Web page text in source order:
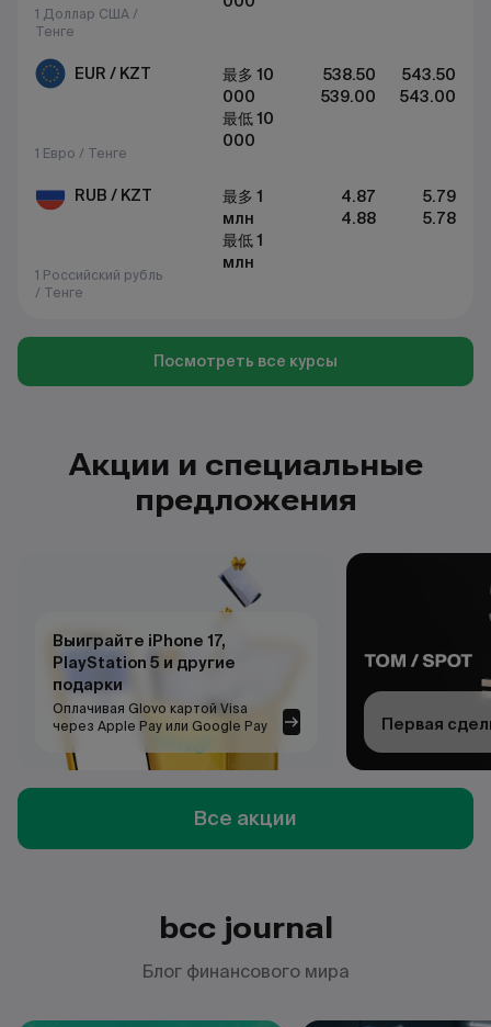
1 Доллар США /
Тенге
EUR / KZT
最多 10
000
最低 10
000
538.50
539.00
543.50
543.00
1 Евро / Тенге
RUB / KZT
最多 1
млн
最低 1
млн
4.87
4.88
5.79
5.78
1 Российский рубль
/ Тенге
Посмотреть все курсы
Акции и специальные
предложения
Выиграйте iPhone 17,
PlayStation 5 и другие
подарки
Оплачивая Glovo картой Visa
через Apple Pay или Google Pay
Первая
Все акции
bcc journal
Блог финансового мира